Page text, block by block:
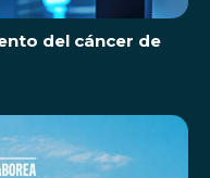
del cáncer de